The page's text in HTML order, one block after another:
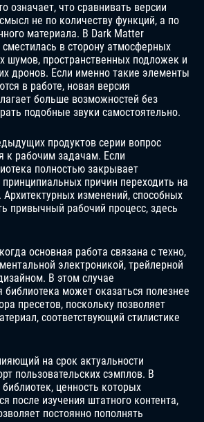
означает, что сравнивать версии
не по количеству функций, а по
материала. В Dark Matter
в сторону атмосферных
шумов, пространственных подложек и
дронов. Если именно такие элементы
в работе, новая версия
больше возможностей без
подобные звуки самостоятельно.
продуктов серии вопрос
к рабочим задачам. Если
полностью закрывает
принципиальных причин переходить на
изменений, способных
привычный рабочий процесс, здесь
основная работа связана с техно,
электроникой, трейлерной
В этом случае
библиотека может оказаться полезнее
пресетов, поскольку позволяет
соответствующий стилистике
на срок актуальности
пользовательских сэмплов. В
ценность которых
после изучения штатного контента,
постоянно пополнять